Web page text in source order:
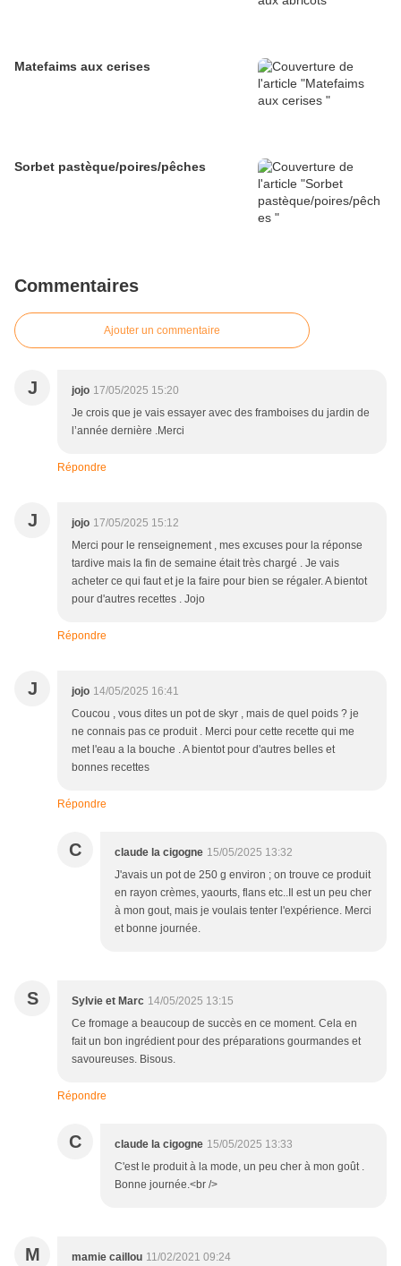
Matefaims aux cerises
Sorbet pastèque/poires/pêches
Commentaires
Ajouter un commentaire
J jojo 17/05/2025 15:20
Je crois que je vais essayer avec des framboises du jardin de
l’année dernière .Merci
Répondre
J jojo 17/05/2025 15:12
Merci pour le renseignement , mes excuses pour la réponse
tardive mais la fin de semaine était très chargé . Je vais
acheter ce qui faut et je la faire pour bien se régaler. A bientot
pour d'autres recettes . Jojo
Répondre
J jojo 14/05/2025 16:41
Coucou , vous dites un pot de skyr , mais de quel poids ? je
ne connais pas ce produit . Merci pour cette recette qui me
met l'eau a la bouche . A bientot pour d'autres belles et
bonnes recettes
Répondre
C claude la cigogne 15/05/2025 13:32
J'avais un pot de 250 g environ ; on trouve ce produit
en rayon crèmes, yaourts, flans etc..Il est un peu cher
à mon gout, mais je voulais tenter l'expérience. Merci
et bonne journée.
S Sylvie et Marc 14/05/2025 13:15
Ce fromage a beaucoup de succès en ce moment. Cela en
fait un bon ingrédient pour des préparations gourmandes et
savoureuses. Bisous.
Répondre
C claude la cigogne 15/05/2025 13:33
C'est le produit à la mode, un peu cher à mon goût .
Bonne journée.<br />
M mamie caillou 11/02/2021 09:24